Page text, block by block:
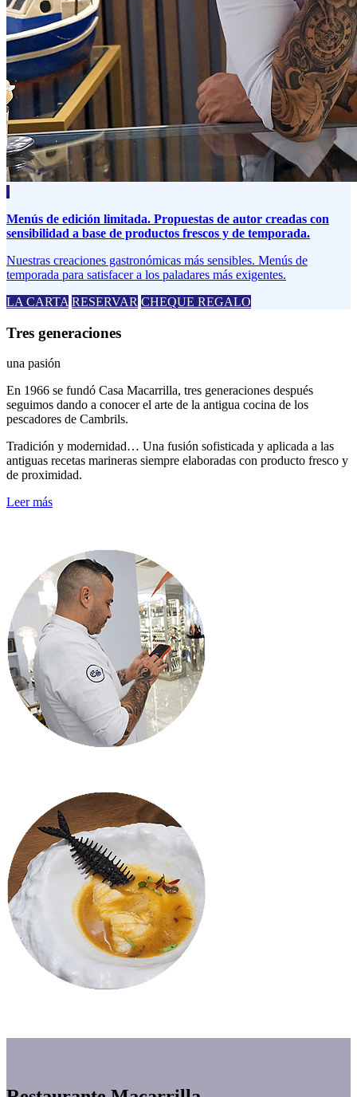
Menús de edición limitada. Propuestas de autor creadas con
sensibilidad a base de productos frescos y de temporada.
Nuestras creaciones gastronómicas más sensibles. Menús de
temporada para satisfacer a los paladares más exigentes.
LA CARTA RESERVAR CHEQUE REGALO
Tres generaciones
una pasión
En 1966 se fundó Casa Macarrilla, tres generaciones después
seguimos dando a conocer el arte de la antigua cocina de los
pescadores de Cambrils.
Tradición y modernidad… Una fusión sofisticada y aplicada a las
antiguas recetas marineras siempre elaboradas con producto fresco y
de proximidad.
Leer más